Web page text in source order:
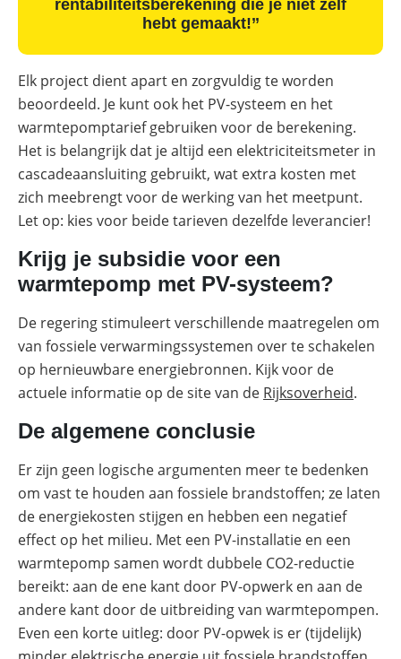
rentabiliteitsberekening die je niet zelf
hebt gemaakt!’’
Elk project dient apart en zorgvuldig te worden
beoordeeld. Je kunt ook het PV-systeem en het
warmtepomptarief gebruiken voor de berekening.
Het is belangrijk dat je altijd een elektriciteitsmeter in
cascadeaansluiting gebruikt, wat extra kosten met
zich meebrengt voor de werking van het meetpunt.
Let op: kies voor beide tarieven dezelfde leverancier!
Krijg je subsidie voor een
warmtepomp met PV-systeem?
De regering stimuleert verschillende maatregelen om
van fossiele verwarmingssystemen over te schakelen
op hernieuwbare energiebronnen. Kijk voor de
actuele informatie op de site van de Rijksoverheid.
De algemene conclusie
Er zijn geen logische argumenten meer te bedenken
om vast te houden aan fossiele brandstoffen; ze laten
de energiekosten stijgen en hebben een negatief
effect op het milieu. Met een PV-installatie en een
warmtepomp samen wordt dubbele CO2-reductie
bereikt: aan de ene kant door PV-opwerk en aan de
andere kant door de uitbreiding van warmtepompen.
Even een korte uitleg: door PV-opwek is er (tijdelijk)